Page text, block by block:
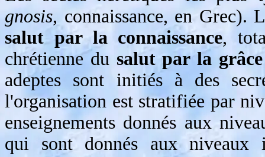
gnosis, connaissance, en Grec).
salut par la connaissance,
chrétienne du salut par la
adeptes sont initiés à des
l'organisation est stratifiée par
enseignements donnés aux
qui sont donnés aux niveaux